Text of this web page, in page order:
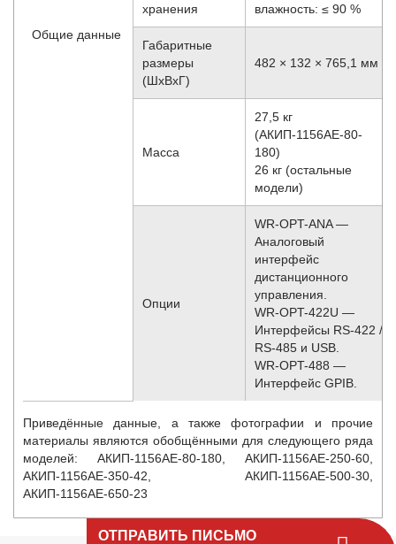
Общие данные
хранения
влажность: ≤ 90 %
Габаритные
размеры
(ШхВхГ)
482 × 132 × 765,1 мм
Масса
27,5 кг
(АКИП-1156АЕ-80-
180)
26 кг (остальные
модели)
Опции
WR-OPT-ANA —
Аналоговый
интерфейс
дистанционного
управления.
WR-OPT-422U —
Интерфейсы RS-422 /
RS-485 и USB.
WR-OPT-488 —
Интерфейс GPIB.
Приведённые данные, а также фотографии и прочие
материалы являются обобщёнными для следующего ряда
моделей: АКИП-1156АЕ-80-180, АКИП-1156АЕ-250-60,
АКИП-1156АЕ-350-42, АКИП-1156АЕ-500-30,
АКИП-1156АЕ-650-23
ОТПРАВИТЬ ПИСЬМО